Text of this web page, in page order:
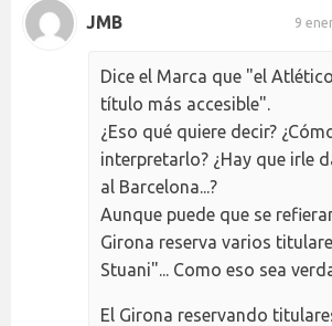
JMB 9
Dice el Marca que "el
título más accesible".
¿Eso qué quiere decir?
interpretarlo? ¿Hay que irle
al Barcelona...?
Aunque puede que se
Girona reserva varios
Stuani"... Como eso sea
El Girona reservando